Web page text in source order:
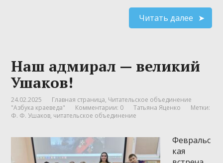
Читать далее
Наш адмирал — великий
Ушаков!
24.02.2025 Главная страница, Читательское объединение
"Азбука краеведа"
Комментарии: 0 Татьяна Яценко
Метки:
Ф. Ф. Ушаков, читательское объединение
Февральс
кая